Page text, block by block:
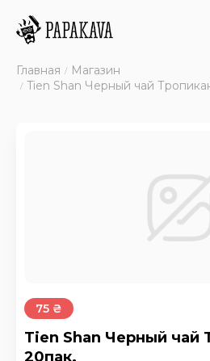
Главная
Магазин
Tien Shan Черный чай
75 ₴
Tien Shan Черный чай
20пак.